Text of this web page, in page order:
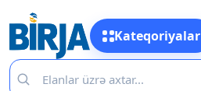
Kateqoriyalar